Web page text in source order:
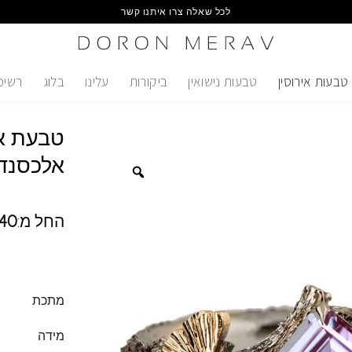
לכל שאלה צרו איתנו קשר
טבעות אירוסין טבעות נישואין ביקורות עלינו בלוג
טבעת
החל מ:
מתכת
מידה